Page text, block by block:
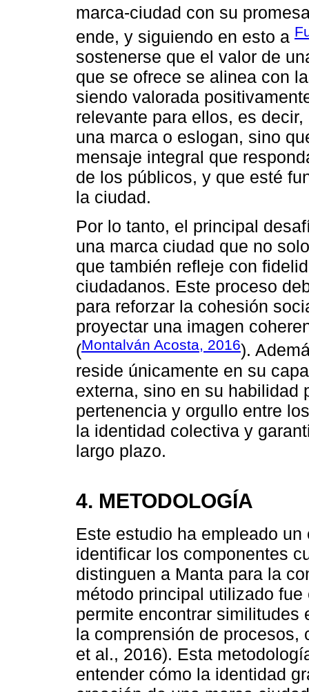
marca-ciudad con su
ende, y siguiendo en esto a
sostenerse que el valor de
que se ofrece se alinea con
siendo valorada
relevante para ellos, es
una marca o eslogan, sino
mensaje integral que
de los públicos, y que esté
la ciudad.
Por lo tanto, el principal
una marca ciudad que no
que también refleje con
ciudadanos. Este proceso
para reforzar la cohesión
proyectar una imagen
(Montalván Acosta, 2016).
reside únicamente en su
externa, sino en su habilidad
pertenencia y orgullo entre
la identidad colectiva y
largo plazo.
4. METODOLOGÍA
Este estudio ha empleado
identificar los componentes
distinguen a Manta para la
método principal utilizado
permite encontrar similitudes
la comprensión de procesos,
et al., 2016). Esta
entender cómo la identidad